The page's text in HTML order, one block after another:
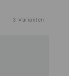
3 Varianten